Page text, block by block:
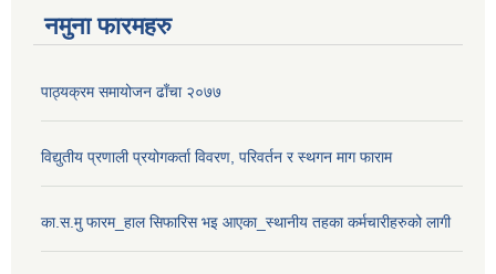
नमुना फारमहरु
पाठ्यक्रम समायोजन ढाँचा २०७७
विद्युतीय प्रणाली प्रयोगकर्ता विवरण, परिवर्तन र स्थगन माग फाराम
का.स.मु फारम_हाल सिफारिस भइ आएका_स्थानीय तहका कर्मचारीहरुको लागी